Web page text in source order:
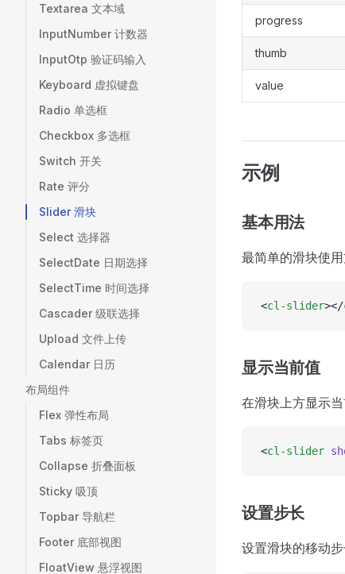
Textarea 文本域
InputNumber 计数器
InputOtp 验证码输入
Keyboard 虚拟键盘
Radio 单选框
Checkbox 多选框
Switch 开关
Rate 评分
Slider 滑块
Select 选择器
SelectDate 日期选择
SelectTime 时间选择
Cascader 级联选择
Upload 文件上传
Calendar 日历
布局组件
Flex 弹性布局
Tabs 标签页
Collapse 折叠面板
Sticky 吸顶
Topbar 导航栏
Footer 底部视图
FloatView 悬浮视图
progress
thumb
value
示例
基本用法
最简单的滑块使
<cl-slider></
显示当前值
在滑块上方显示
<cl-slider
设置步长
设置滑块的移动